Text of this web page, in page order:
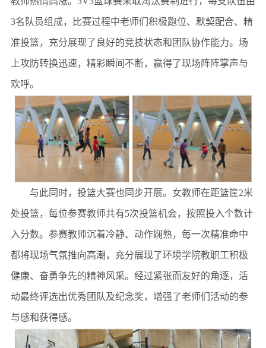
3名队员组成，比赛过程中老师们积极跑位、默契配合、精
准投篮，充分展现了良好的竞技状态和团队协作能力。场
上攻防转换迅速，精彩瞬间不断，赢得了现场阵阵掌声与
欢呼。
与此同时，投篮大赛也同步开展。女教师在距篮筐2米
处投篮，每位参赛教师共有5次投篮机会， 按照投入个数计
入分数。参赛教师沉着冷静、动作娴熟，每一次精准命中
都将现场气氛推向高潮，充分展现了环境学院教职工积极
健康、奋勇争先的精神风采。经过紧张而友好的角逐，活
动最终评选出优秀团队及纪念奖，增强了老师们 活动的参
与感和获得感。